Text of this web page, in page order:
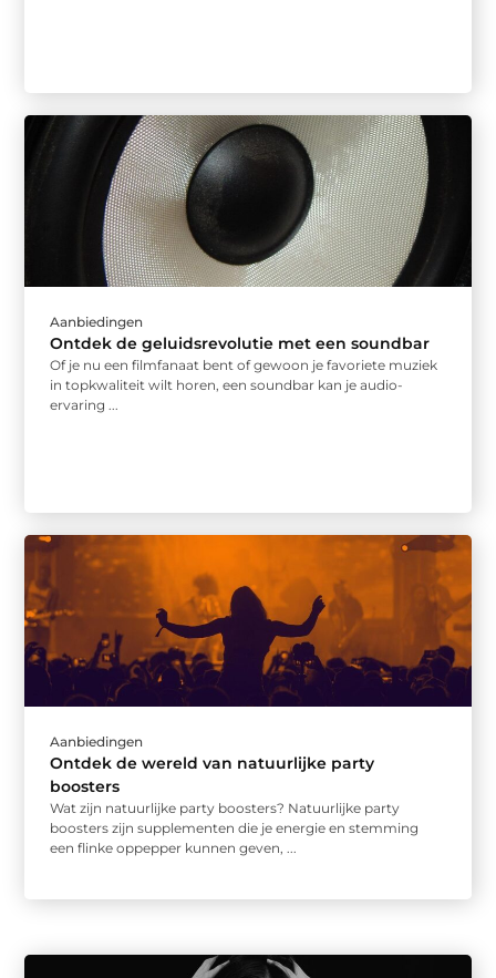
Aanbiedingen
Ontdek de geluidsrevolutie met een soundbar
Of je nu een filmfanaat bent of gewoon je favoriete muziek
in topkwaliteit wilt horen, een soundbar kan je audio-
ervaring ...
Aanbiedingen
Ontdek de wereld van natuurlijke party
boosters
Wat zijn natuurlijke party boosters? Natuurlijke party
boosters zijn supplementen die je energie en stemming
een flinke oppepper kunnen geven, ...